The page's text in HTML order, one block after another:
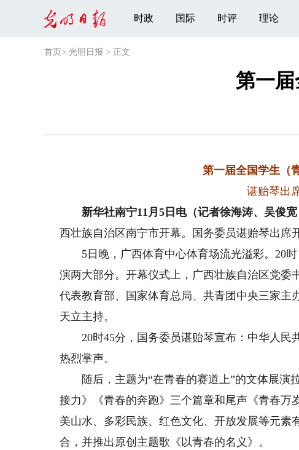
时政 国际 时评 理论
首页 > 光明日报 > 正文
第一
第一届全国学生（
谌贻琴出
新华社南宁11月5日电（记者徐海涛、吴俊宽
西壮族自治区南宁市开幕。国务委员谌贻琴出席
5日晚，广西体育中心体育场流光溢彩。20时
演两大部分。开幕仪式上，广西壮族自治区党
代表教育部、国家体育总局、共青团中央三家
天立主持。
20时45分，国务委员谌贻琴宣布：中华人民
热烈掌声。
随后，主题为“在青春的赛道上”的文体展演
接力》《青春的奔跑》三个篇章和尾声《青春
美山水、多彩民族、红色文化、开放发展等元
合，并推出原创主题歌《以青春的名义》。